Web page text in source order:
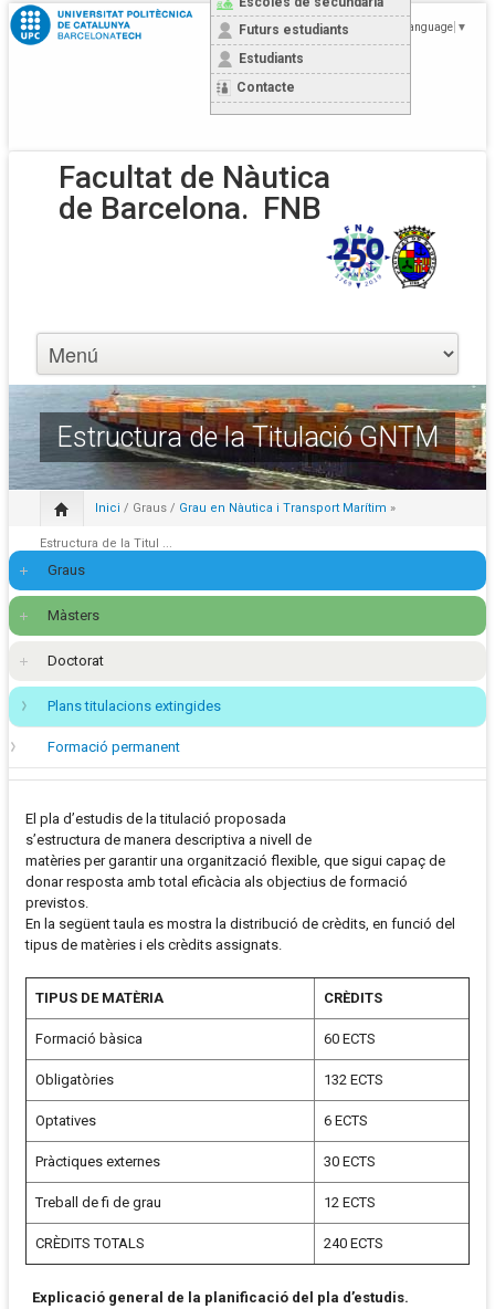
Select Language ▼
Futurs estudiants
Estudiants
Contacte
Facultat de Nàutica
de Barcelona. FNB
Estructura de la Titulació GNTM
Inici / Graus / Grau en Nàutica i Transport Marítim »
Estructura de la Titul ...
Graus
Màsters
Doctorat
Plans titulacions extingides
Formació permanent
El pla d’estudis de la titulació proposada
s’estructura de manera descriptiva a nivell de
matèries per garantir una organització flexible, que sigui capaç de
donar resposta amb total eficàcia als objectius de formació
previstos.
En la següent taula es mostra la distribució de crèdits, en funció del
tipus de matèries i els crèdits assignats.
TIPUS DE MATÈRIA CRÈDITS
Formació bàsica 60 ECTS
Obligatòries 132 ECTS
Optatives 6 ECTS
Pràctiques externes 30 ECTS
Treball de fi de grau 12 ECTS
CRÈDITS TOTALS 240 ECTS
Explicació general de la planificació del pla d’estudis.